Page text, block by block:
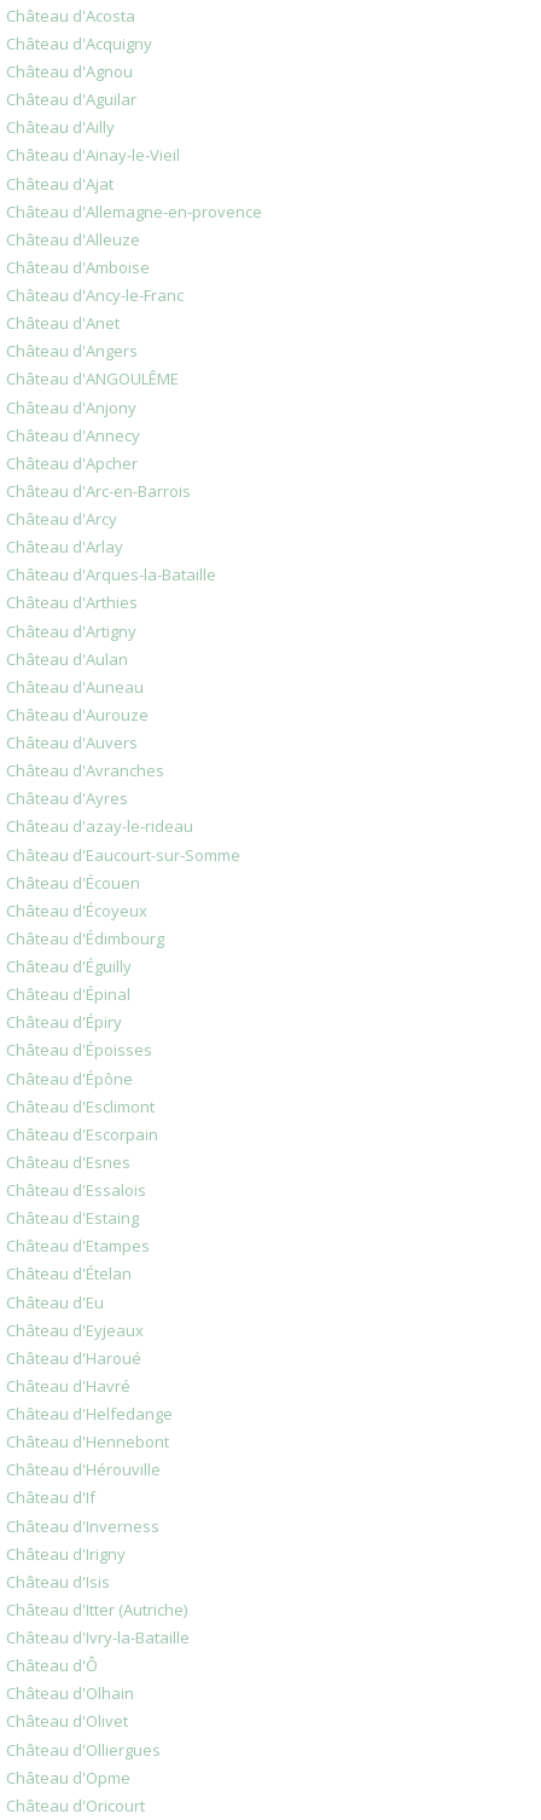
Château d'Acosta
Château d'Acquigny
Château d'Agnou
Château d'Aguilar
Château d'Ailly
Château d'Ainay-le-Vieil
Château d'Ajat
Château d'Allemagne-en-provence
Château d'Alleuze
Château d'Amboise
Château d'Ancy-le-Franc
Château d'Anet
Château d'Angers
Château d'ANGOULÊME
Château d'Anjony
Château d'Annecy
Château d'Apcher
Château d'Arc-en-Barrois
Château d'Arcy
Château d'Arlay
Château d'Arques-la-Bataille
Château d'Arthies
Château d'Artigny
Château d'Aulan
Château d'Auneau
Château d'Aurouze
Château d'Auvers
Château d'Avranches
Château d'Ayres
Château d'azay-le-rideau
Château d'Eaucourt-sur-Somme
Château d'Écouen
Château d'Écoyeux
Château d'Édimbourg
Château d'Éguilly
Château d'Épinal
Château d'Épiry
Château d'Époisses
Château d'Épône
Château d'Esclimont
Château d'Escorpain
Château d'Esnes
Château d'Essalois
Château d'Estaing
Château d'Etampes
Château d'Ételan
Château d'Eu
Château d'Eyjeaux
Château d'Haroué
Château d'Havré
Château d'Helfedange
Château d'Hennebont
Château d'Hérouville
Château d'If
Château d'Inverness
Château d'Irigny
Château d'Isis
Château d'Itter (Autriche)
Château d'Ivry-la-Bataille
Château d'Ô
Château d'Olhain
Château d'Olivet
Château d'Olliergues
Château d'Opme
Château d'Oricourt